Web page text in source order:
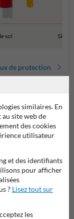
sol
de protection
similaires. En
site web de
des cookies
utilisateur
et des identifiants
pour afficher
? Lisez tout sur
les